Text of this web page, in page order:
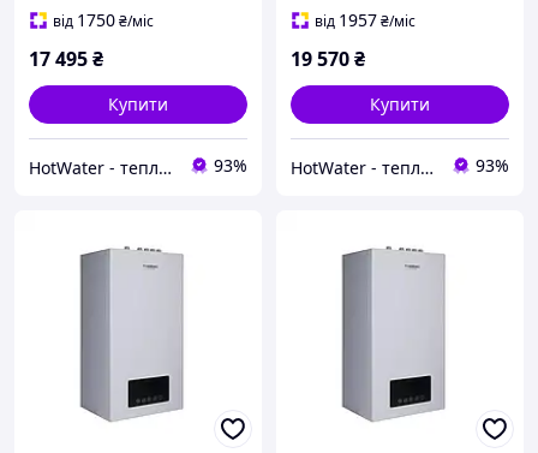
від 1750₴/міс
17 495₴
Купити
HotWater - тепло, комфорт та енергія вашого будинку 93%
від 1957₴/міс
19 570₴
Купити
HotWater - тепло, комфорт та енергія вашого будинку 93%